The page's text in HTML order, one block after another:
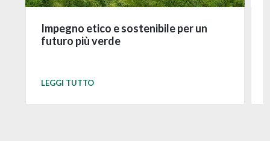
Impegno etico e sostenibile per un
futuro più verde
LEGGI TUTTO